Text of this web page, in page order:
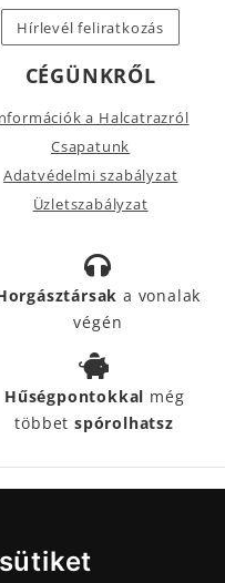
Hírlevél feliratkozás
CÉGÜNKRŐL
a Halcatrazról
Csapatunk
Adatvédelmi szabályzat
Üzletszabályzat
a vonalak
végén
Hűségpontokkal még
többetspórolhatsz
SEGÍTIK